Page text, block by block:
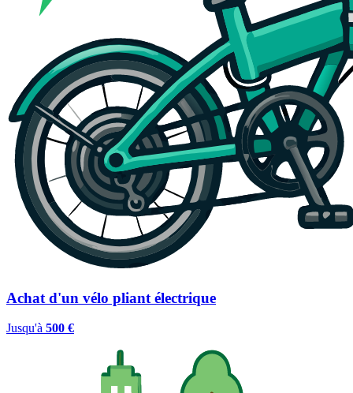
Achat d'un vélo pliant électrique
Jusqu'à 500 €